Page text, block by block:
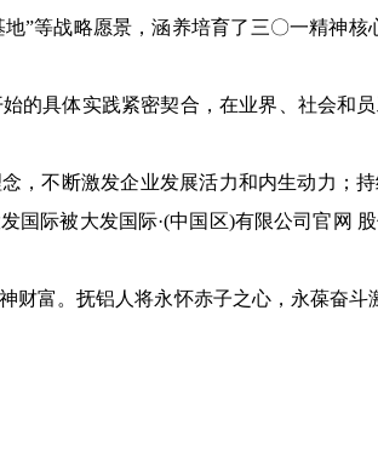
地”等战略愿景，涵养培育了三〇一精神
的具体实践紧密契合，在业界、社会和
，不断激发企业发展活力和内生动力；
国际被大发国际·(中国区)有限公司官网
财富。抚铝人将永怀赤子之心，永葆奋斗